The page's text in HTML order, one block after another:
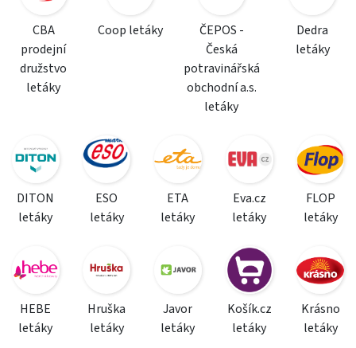
CBA
prodejní
družstvo
letáky
Coop letáky
ČEPOS -
Česká
potravinářská
obchodní a.s.
letáky
Dedra
letáky
DITON
letáky
ESO
letáky
ETA
letáky
Eva.cz
letáky
FLOP
letáky
HEBE
letáky
Hruška
letáky
Javor
letáky
Košík.cz
letáky
Krásno
letáky